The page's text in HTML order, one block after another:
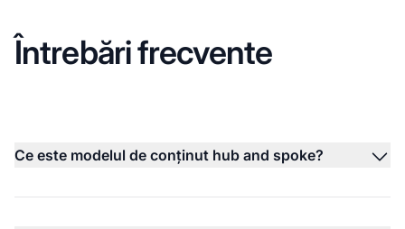
Întrebări frecvente
Ce este modelul de conținut hub and spoke?